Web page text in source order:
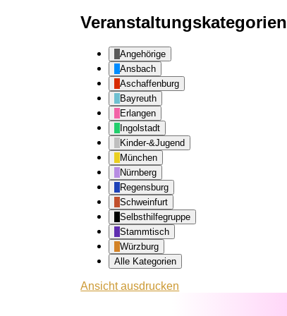
Veranstaltungskategorien
Angehörige
Ansbach
Aschaffenburg
Bayreuth
Erlangen
Ingolstadt
Kinder-&Jugend
München
Nürnberg
Regensburg
Schweinfurt
Selbsthilfegruppe
Stammtisch
Würzburg
Alle Kategorien
Ansichtausdrucken